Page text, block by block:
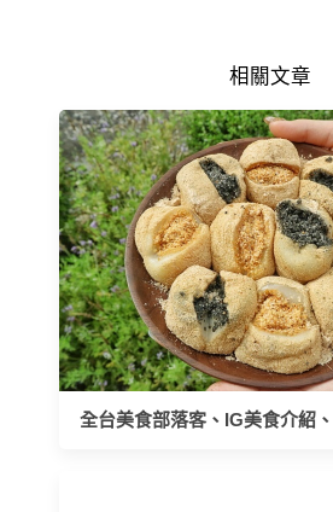
相關文章
全台美食部落客、IG美食介紹